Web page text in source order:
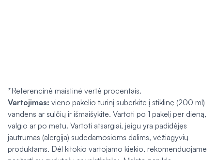
*Referencinė maistinė vertė procentais.
Vartojimas: vieno pakelio turinį suberkite į stiklinę (200 ml)
vandens ar sulčių ir išmaišykite. Vartoti po 1 pakelį per dieną,
valgio ar po metu. Vartoti atsargiai, jeigu yra padidėjęs
jautrumas (alergija) sudedamosioms dalims, vėžiagyvių
produktams. Dėl kitokio vartojamo kiekio, rekomenduojame